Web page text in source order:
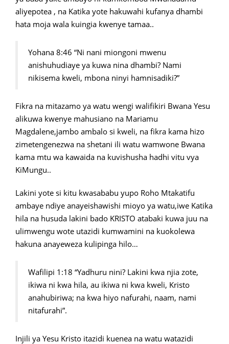
aliyepotea , na Katika yote hakuwahi kufanya dhambi
hata moja wala kuingia kwenye tamaa..
Yohana 8:46 “Ni nani miongoni mwenu
anishuhudiaye ya kuwa nina dhambi? Nami
nikisema kweli, mbona ninyi hamnisadiki?”
Fikra na mitazamo ya watu wengi walifikiri Bwana Yesu
alikuwa kwenye mahusiano na Mariamu
Magdalene,jambo ambalo si kweli, na fikra kama hizo
zimetengenezwa na shetani ili watu wamwone Bwana
kama mtu wa kawaida na kuvishusha hadhi vitu vya
KiMungu..
Lakini yote si kitu kwasababu yupo Roho Mtakatifu
ambaye ndiye anayeishawishi mioyo ya watu,iwe Katika
hila na husuda lakini bado KRISTO atabaki kuwa juu na
ulimwengu wote utazidi kumwamini na kuokolewa
hakuna anayeweza kulipinga hilo…
Wafilipi 1:18 “Yadhuru nini? Lakini kwa njia zote,
ikiwa ni kwa hila, au ikiwa ni kwa kweli, Kristo
anahubiriwa; na kwa hiyo nafurahi, naam, nami
nitafurahi”.
Injili ya Yesu Kristo itazidi kuenea na watu watazidi